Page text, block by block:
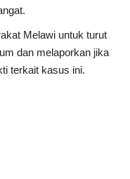
Melawi untuk turut
dan melaporkan jika
terkait kasus ini.